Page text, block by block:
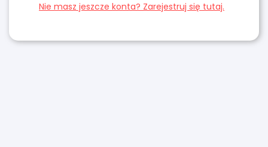
Nie masz jeszcze konta? Zarejestruj się tutaj.